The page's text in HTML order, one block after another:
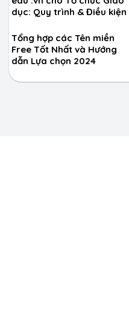
dục: Quy trình & Điều kiện
Tổng hợp các Tên miền
Free Tốt Nhất và Hướng
dẫn Lựa chọn 2024